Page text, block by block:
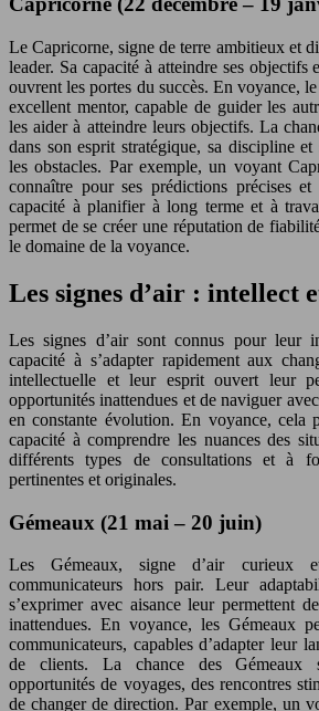
Le Capricorne, signe de terre ambitieux et
leader. Sa capacité à atteindre ses objectifs
ouvrent les portes du succès. En voyance,
excellent mentor, capable de guider les
les aider à atteindre leurs objectifs. La
dans son esprit stratégique, sa discipline
les obstacles. Par exemple, un voyant
connaître pour ses prédictions précises et
capacité à planifier à long terme et à
permet de se créer une réputation de
le domaine de la voyance.
Les signes d’air : intellect
Les signes d’air sont connus pour leur
capacité à s’adapter rapidement aux
intellectuelle et leur esprit ouvert leur
opportunités inattendues et de naviguer
en constante évolution. En voyance, cela
capacité à comprendre les nuances des
différents types de consultations et à
pertinentes et originales.
Gémeaux (21 mai – 20 juin)
Les Gémeaux, signe d’air curieux
communicateurs hors pair. Leur
s’exprimer avec aisance leur permettent
inattendues. En voyance, les Gémeaux
communicateurs, capables d’adapter leur
de clients. La chance des Gémeaux
opportunités de voyages, des rencontres
de changer de direction. Par exemple, un